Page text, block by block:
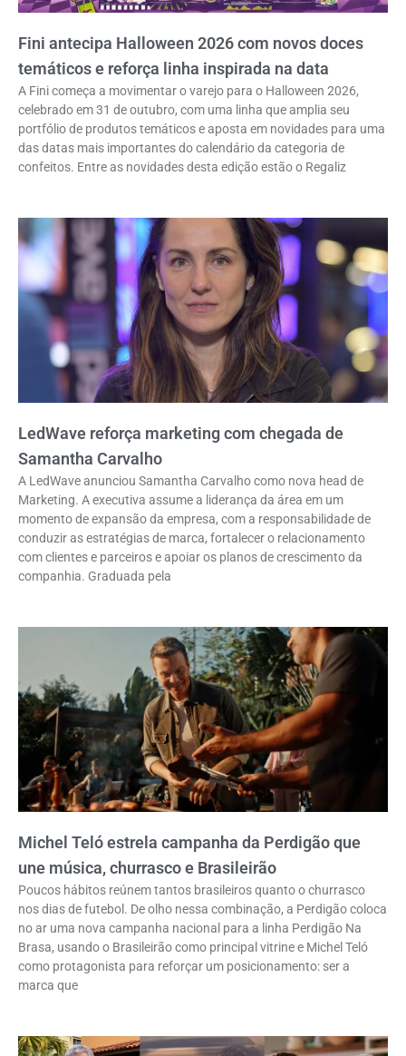
Fini antecipa Halloween 2026 com novos doces
temáticos e reforça linha inspirada na data
A Fini começa a movimentar o varejo para o Halloween 2026,
celebrado em 31 de outubro, com uma linha que amplia seu
portfólio de produtos temáticos e aposta em novidades para uma
das datas mais importantes do calendário da categoria de
confeitos. Entre as novidades desta edição estão o Regaliz
LedWave reforça marketing com chegada de
Samantha Carvalho
A LedWave anunciou Samantha Carvalho como nova head de
Marketing. A executiva assume a liderança da área em um
momento de expansão da empresa, com a responsabilidade de
conduzir as estratégias de marca, fortalecer o relacionamento
com clientes e parceiros e apoiar os planos de crescimento da
companhia. Graduada pela
Michel Teló estrela campanha da Perdigão que
une música, churrasco e Brasileirão
Poucos hábitos reúnem tantos brasileiros quanto o churrasco
nos dias de futebol. De olho nessa combinação, a Perdigão coloca
no ar uma nova campanha nacional para a linha Perdigão Na
Brasa, usando o Brasileirão como principal vitrine e Michel Teló
como protagonista para reforçar um posicionamento: ser a
marca que